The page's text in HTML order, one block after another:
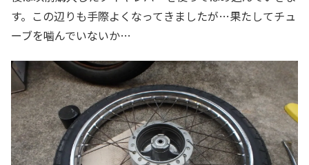
す。この辺りも手際よくなってきましたが…果たしてチュ
ーブを噛んでいないか…